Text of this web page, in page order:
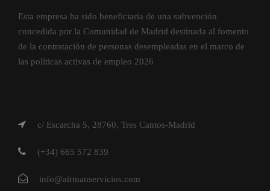
Esta empresa ha sido beneficiaria de una subvención
concedida por la Comunidad de Madrid destinada al fomento
de la contratación de personas desempleadas en el marco de
las políticas activas de empleo 2026
c/ Escarcha 5, 28760, Tres Cantos-Madrid
(+34) 665 572 839
info@airmanservicios.com